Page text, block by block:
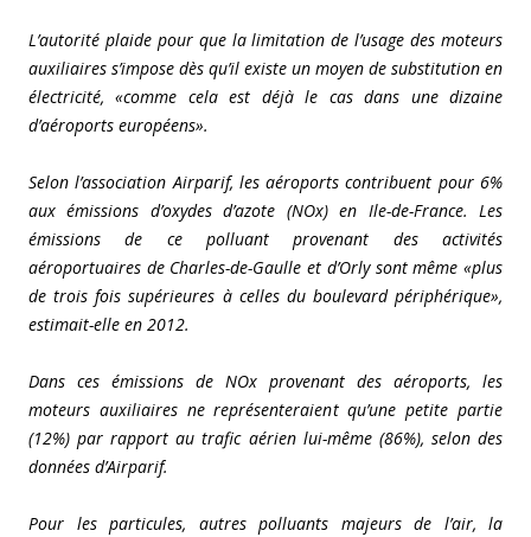
L’autorité plaide pour que la limitation de l’usage des moteurs
auxiliaires s’impose dès qu’il existe un moyen de substitution en
électricité, «comme cela est déjà le cas dans une dizaine
d’aéroports européens».
Selon l’association Airparif, les aéroports contribuent pour 6%
aux émissions d’oxydes d’azote (NOx) en Ile-de-France. Les
émissions de ce polluant provenant des activités
aéroportuaires de Charles-de-Gaulle et d’Orly sont même «plus
de trois fois supérieures à celles du boulevard périphérique»,
estimait-elle en 2012.
Dans ces émissions de NOx provenant des aéroports, les
moteurs auxiliaires ne représenteraient qu’une petite partie
(12%) par rapport au trafic aérien lui-même (86%), selon des
données d’Airparif.
Pour les particules, autres polluants majeurs de l’air, la